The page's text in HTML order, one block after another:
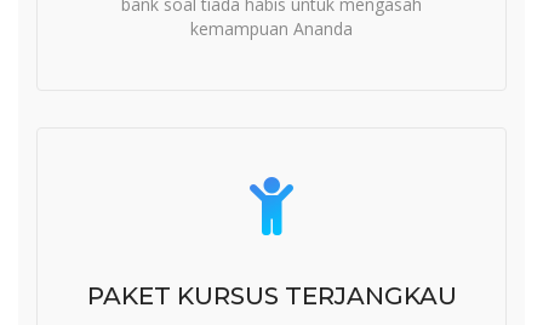
kemampuan Ananda
PAKET KURSUS TERJANGKAU